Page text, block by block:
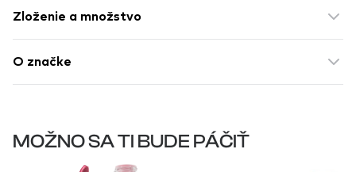
Zloženie a množstvo
O značke
MOŽNO SA TI BUDE PÁČIŤ